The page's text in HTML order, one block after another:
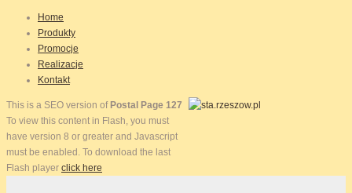
Home
Produkty
Promocje
Realizacje
Kontakt
This is a SEO version of Postal Page 127
To view this content in Flash, you must
have version 8 or greater and Javascript
must be enabled. To download the last
Flash player click here